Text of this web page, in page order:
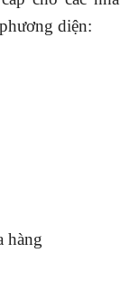
diện:
hàng